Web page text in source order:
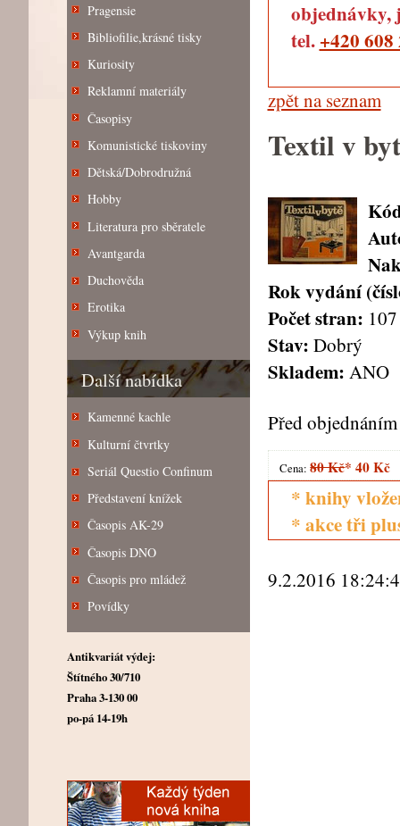
Pragensie
Bibliofilie,krásné tisky
Kuriosity
Reklamní materiály
Časopisy
Komunistické tiskoviny
Dětská/Dobrodružná
Hobby
Literatura pro sběratele
Avantgarda
Duchověda
Erotika
Výkup knih
Další nabídka
Kamenné kachle
Kulturní čtvrtky
Seriál Questio Confinum
Představení knížek
Časopis AK-29
Časopis DNO
Časopis pro mládež
Povídky
Antikvariát výdej:
Štítného 30/710
Praha 3-130 00
po-pá 14-19h
objednávky,
tel. +420 608
zpět na seznam
Textil v
Rok vydání
Počet stran: 107
Stav: Dobrý
Skladem: ANO
Před
Cena:80 Kč* 40 Kč
* knihy
* akce tři
9.2.2016